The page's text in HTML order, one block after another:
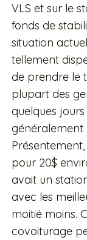
VLS et sur le
fonds de
situation
tellement
de prendre le
plupart des
quelques
généralement
pour 20$
avait un
avec les
moitié moins.
covoiturage